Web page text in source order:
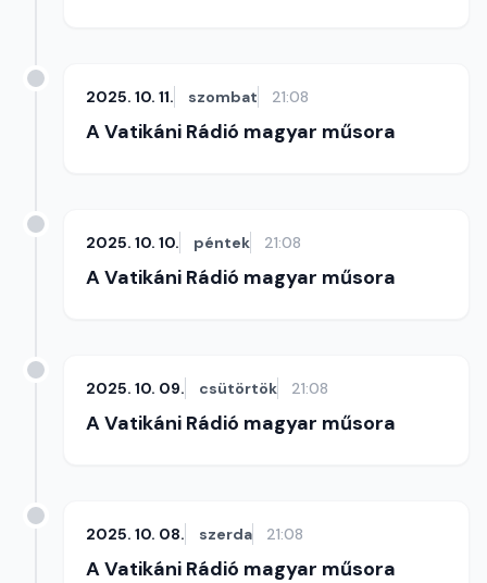
2025. 10. 11. szombat 21:08
A Vatikáni Rádió magyar műsora
2025. 10. 10. péntek 21:08
A Vatikáni Rádió magyar műsora
2025. 10. 09. csütörtök 21:08
A Vatikáni Rádió magyar műsora
2025. 10. 08. szerda 21:08
A Vatikáni Rádió magyar műsora